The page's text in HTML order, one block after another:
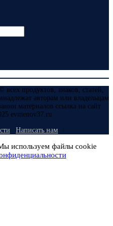
продуктов, знаков, статей,
авторам или владельцам
материалов ссылка на сайт
evmenov37.ru
Написать нам
используем файлы cookie